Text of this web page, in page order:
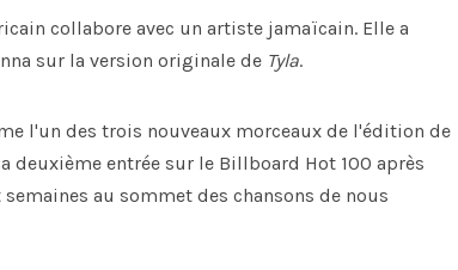
collabore avec un artiste jamaïcain. Elle a
sur la version originale de Tyla.
l'un des trois nouveaux morceaux de l'édition de
deuxième entrée sur le Billboard Hot 100 après
au sommet des chansons de nous